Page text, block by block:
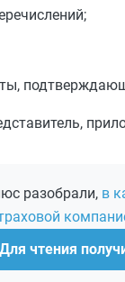
разобрали, в
Для чтения